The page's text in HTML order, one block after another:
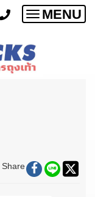
Toggle
MENU
Share